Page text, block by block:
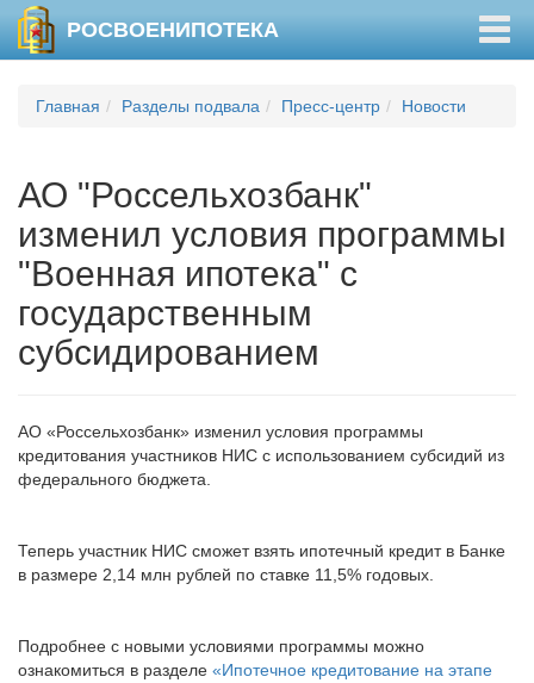
РОСВОЕНИПОТЕКА
Главная Разделы подвала Пресс-центр Новости
АО "Россельхозбанк"
изменил условия программы
"Военная ипотека" с
государственным
субсидированием
АО «Россельхозбанк» изменил условия программы
кредитования участников НИС с использованием субсидий из
федерального бюджета.
Теперь участник НИС сможет взять ипотечный кредит в Банке
в размере 2,14 млн рублей по ставке 11,5% годовых.
Подробнее с новыми условиями программы можно
ознакомиться в разделе «Ипотечное кредитование на этапе